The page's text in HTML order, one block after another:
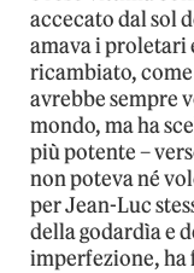
accecato dal sol
amava i proletari
ricambiato,
avrebbe sempre
mondo, ma ha
più potente –
non poteva né
per Jean-Luc
della godardìa e
imperfezione, ha